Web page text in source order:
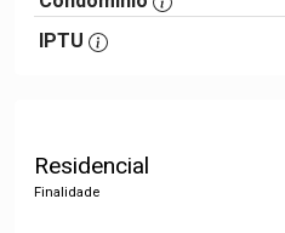
IPTU
Residencial
Finalidade